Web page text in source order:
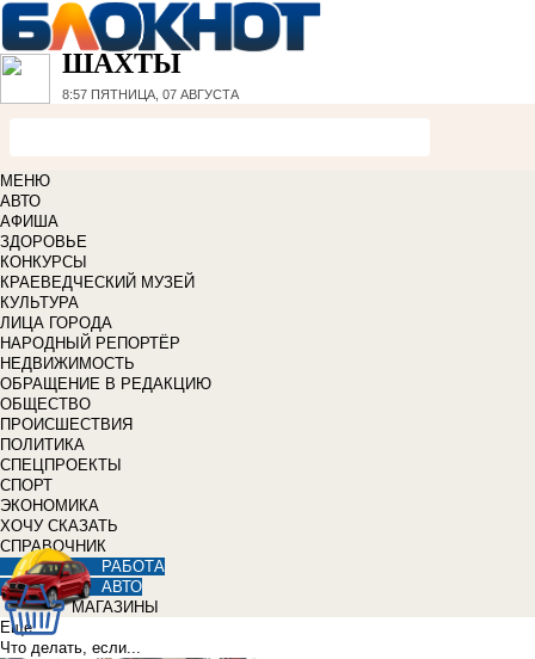
ШАХТЫ
8:57 ПЯТНИЦА, 07 АВГУСТА
МЕНЮ
АВТО
АФИША
ЗДОРОВЬЕ
КОНКУРСЫ
КРАЕВЕДЧЕСКИЙ МУЗЕЙ
КУЛЬТУРА
ЛИЦА ГОРОДА
НАРОДНЫЙ РЕПОРТЁР
НЕДВИЖИМОСТЬ
ОБРАЩЕНИЕ В РЕДАКЦИЮ
ОБЩЕСТВО
ПРОИСШЕСТВИЯ
ПОЛИТИКА
СПЕЦПРОЕКТЫ
СПОРТ
ЭКОНОМИКА
ХОЧУ СКАЗАТЬ
СПРАВОЧНИК
РАБОТА
АВТО
МАГАЗИНЫ
Еще
Что делать, если...